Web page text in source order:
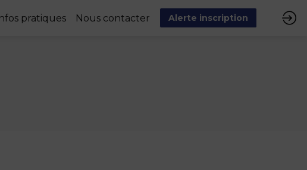
pratiques Nous contacter Alerte inscription